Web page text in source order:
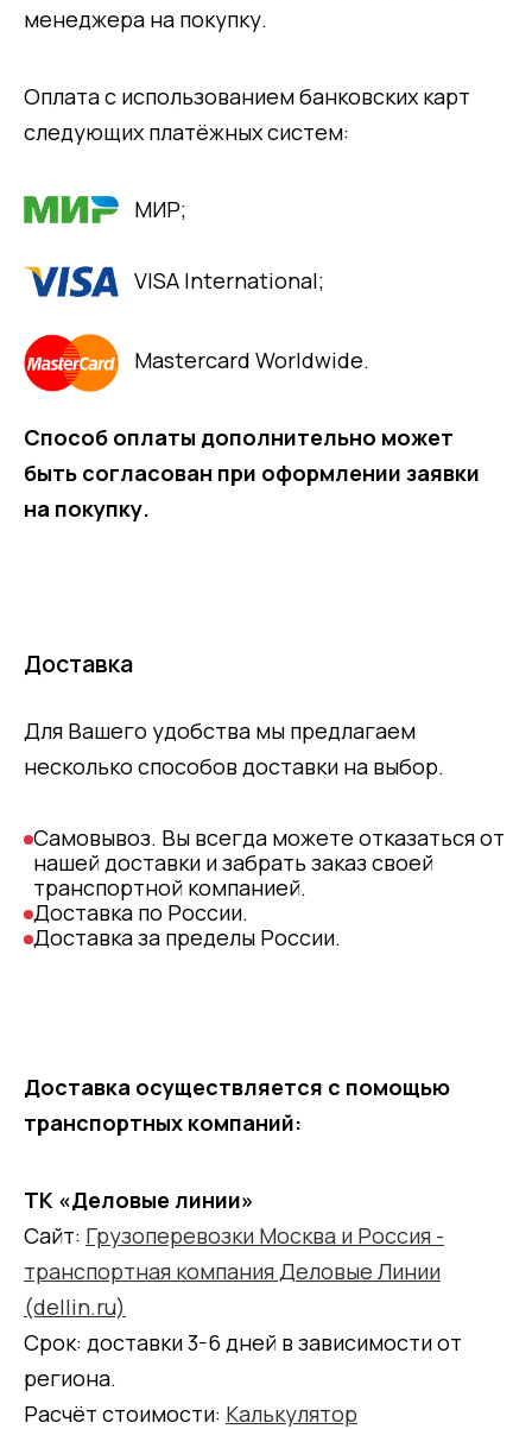
менеджера на покупку.
Оплата с использованием банковских карт
следующих платёжных систем:
МИР;
VISA International;
Mastercard Worldwide.
Способ оплаты дополнительно может
быть согласован при оформлении заявки
на покупку.
Доставка
Для Вашего удобства мы предлагаем
несколько способов доставки на выбор.
Самовывоз. Вы всегда можете отказаться от
нашей доставки и забрать заказ своей
транспортной компанией.
Доставка по России.
Доставка за пределы России.
Доставка осуществляется с помощью
транспортных компаний:
ТК «Деловые линии»
Сайт: Грузоперевозки Москва и Россия -
транспортная компания Деловые Линии
(dellin.ru)
Срок: доставки 3-6 дней в зависимости от
региона.
Расчёт стоимости: Калькулятор